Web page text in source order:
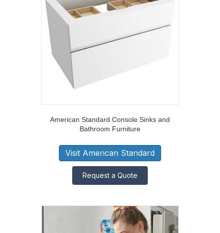
American Standard Console Sinks and
Bathroom Furniture
Visit American Standard
Request a Quote